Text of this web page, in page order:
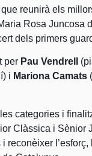
reunirà els
Rosa
dels primers
per Pau Vendrell
i Mariona Camats
categories i
Clàssica i Sènior